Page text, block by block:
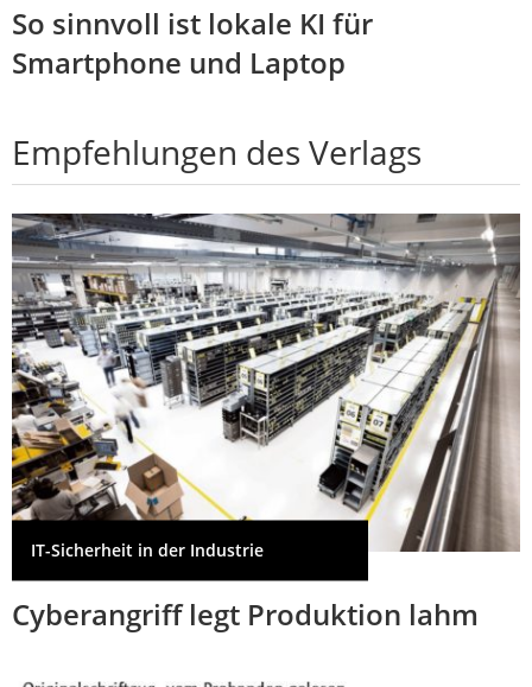
So sinnvoll ist lokale KI für
Smartphone und Laptop
Empfehlungen des Verlags
IT-Sicherheit in der Industrie
Cyberangriff legt Produktion lahm